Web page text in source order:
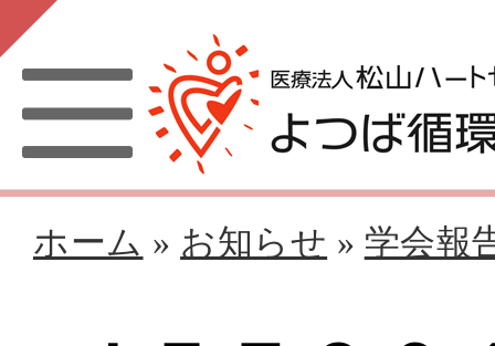
ホーム » お知らせ » 学会報